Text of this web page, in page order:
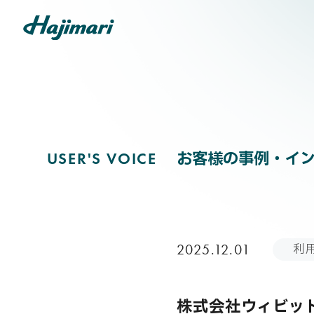
COMPANY
SERVICES
USER'S
USER'S VOICE お客様の事例・イ
2025.12.01 利
株式会社ウィビッ